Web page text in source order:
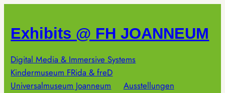
springen
Exhibits @ FH JOANNEUM
Digital Media & Immersive Systems
Kindermuseum FRida & freD
Universalmuseum Joanneum
Ausstellungen